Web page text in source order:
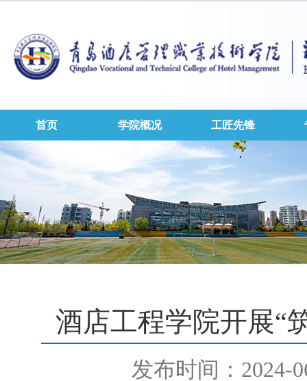
首页 学院概况 工匠先锋
酒店工程学院开展“
发布时间：2024-